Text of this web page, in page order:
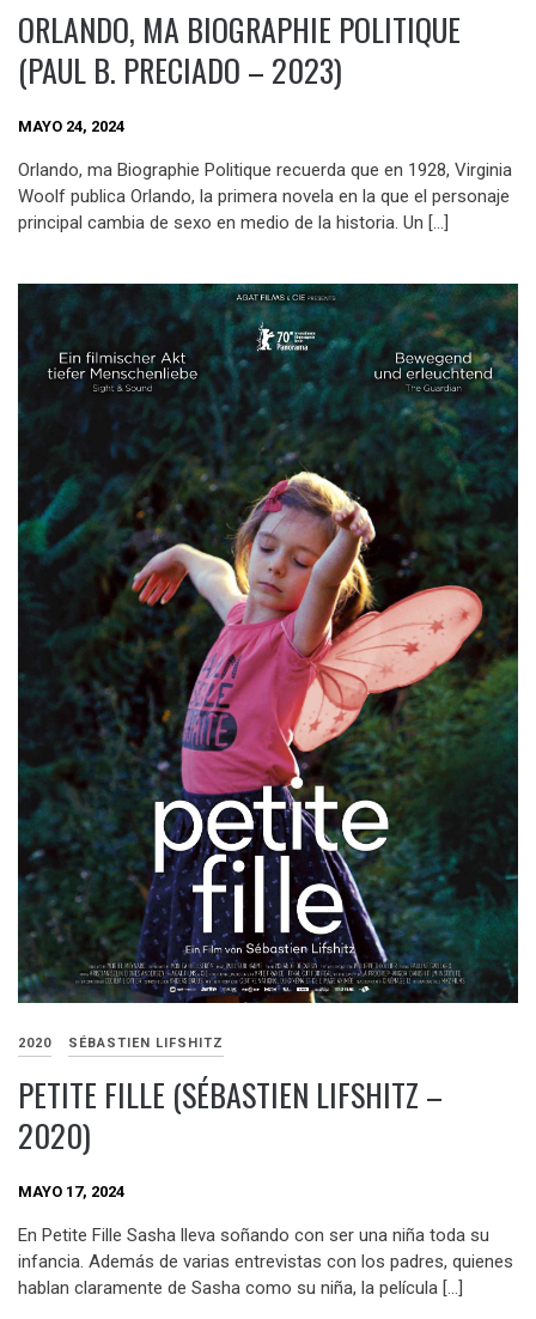
ORLANDO, MA BIOGRAPHIE POLITIQUE
(PAUL B. PRECIADO – 2023)
MAYO 24, 2024
Orlando, ma Biographie Politique recuerda que en 1928, Virginia
Woolf publica Orlando, la primera novela en la que el personaje
principal cambia de sexo en medio de la historia. Un […]
2020 SÉBASTIEN LIFSHITZ
PETITE FILLE (SÉBASTIEN LIFSHITZ –
2020)
MAYO 17, 2024
En Petite Fille Sasha lleva soñando con ser una niña toda su
infancia. Además de varias entrevistas con los padres, quienes
hablan claramente de Sasha como su niña, la película […]